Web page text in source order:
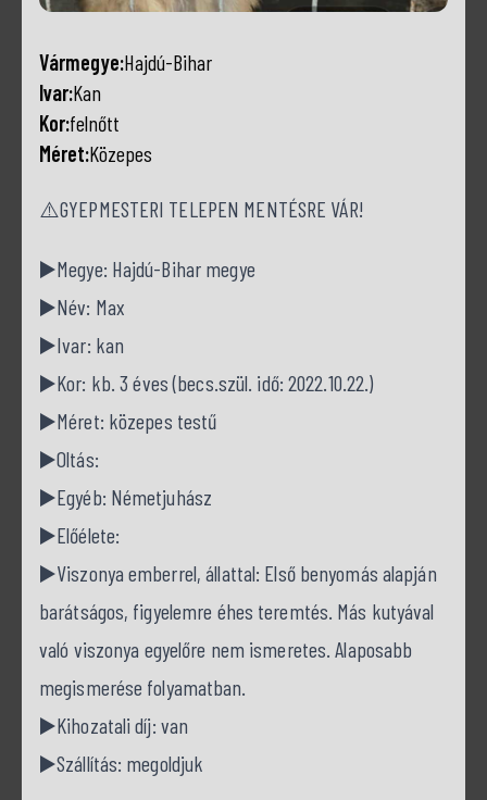
Vármegye:Hajdú-Bihar
Ivar:Kan
Kor:felnőtt
Méret:Közepes
⚠️GYEPMESTERI TELEPEN MENTÉSRE VÁR!
▶️Megye: Hajdú-Bihar megye
▶️Név: Max
▶️Ivar: kan
▶️Kor: kb. 3 éves (becs.szül. idő: 2022.10.22.)
▶️Méret: közepes testű
▶️Oltás:
▶️Egyéb: Németjuhász
▶️Előélete:
▶️Viszonya emberrel, állattal: Első benyomás alapján
barátságos, figyelemre éhes teremtés. Más kutyával
való viszonya egyelőre nem ismeretes. Alaposabb
megismerése folyamatban.
▶️Kihozatali díj: van
▶️Szállítás: megoldjuk